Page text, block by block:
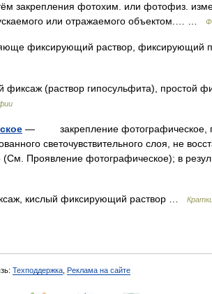
закрепления фотохим. или фотофиз.
или отражаемого объектом.… …
фиксирующий раствор, фиксирующий
фиксаж (раствор гипосульфита), простой
— закрепление фотографическое,
светочувствительного слоя, не
(См. Проявление фотографическое); в
кислый фиксирующий раствор …
Техподдержка Реклама на сайте